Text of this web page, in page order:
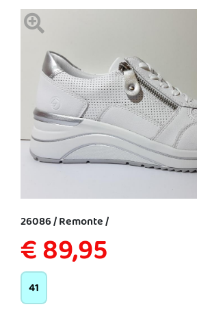
26086 / Remonte /
€ 89,95
41